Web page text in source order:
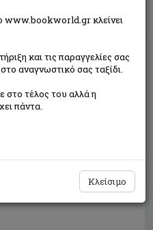
Φτιάξε το
Η τιμή μας:€10,98
Δεν υπάρχει δυνατότητα παραγγελίας
www.bookworld.gr κλείνει
και τις παραγγελίες σας
αναγνωστικό σας ταξίδι.
στο τέλος του αλλά η
πάντα.
Κλείσιμο